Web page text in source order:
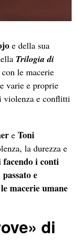
e della sua
Trilogia di
le macerie
varie e proprie
violenza e conflitti
eToni
la durezza e
i conti
e
macerie umane
di